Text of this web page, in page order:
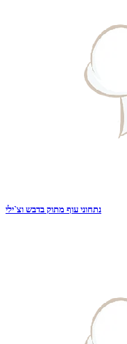
נתחוני עוף מתוק בדבש וצ`ילי